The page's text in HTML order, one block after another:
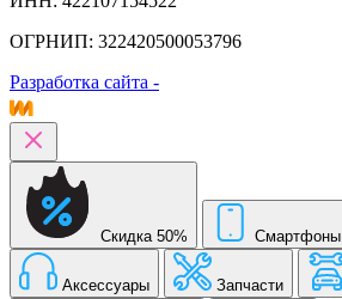
ОГРНИП: 322420500053796
Разработка сайта -
Скидка 50% Смартфоны
Аксессуары Запчасти